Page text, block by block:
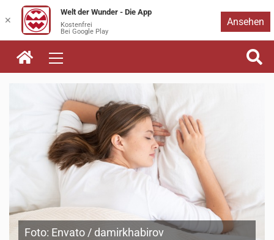
Zum
Inhalt
springen
Foto: Envato / damirkhabirov
✕
Welt der Wunder - Die App
Kostenfrei
Bei Google Play
Ansehen